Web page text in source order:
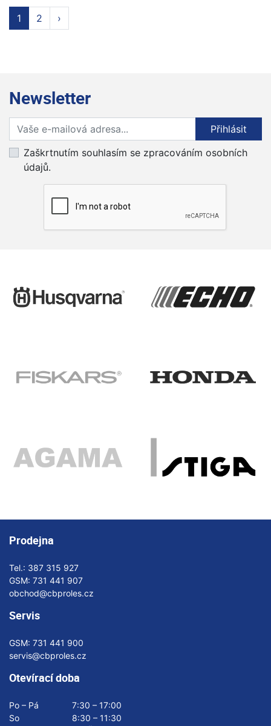
1 2 ›
Newsletter
Přihlaste se k odběru novinek
Přihlásit
Zaškrtnutím souhlasím se zpracováním osobních
údajů.
Prodejna
Tel.: 387 315 927
GSM: 731 441 907
obchod@cbproles.cz
Servis
GSM: 731 441 900
servis@cbproles.cz
Otevírací doba
Po – Pá
7:30 – 17:00
So
8:30 – 11:30